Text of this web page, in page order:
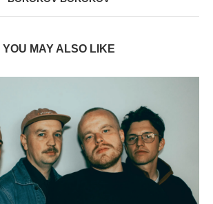
YOU MAY ALSO LIKE